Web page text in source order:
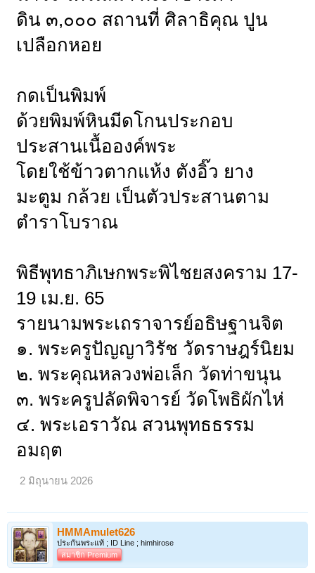
ดิน ๓,๐๐๐ สถานที่ ศิลาธิคุณ ปูน
เปลือกหอย
กดเป็นพิมพ์
ด้วยพิมพ์หินมีดโกนประกอบ
ประสานเนื้อองค์พระ
โดยใช้ข้าวตากแห้ง ตังอิ๊ว ยาง
มะตูม กล้วย เป็นตัวประสานตาม
ตำราโบราณ
พิธีพุทธาภิเษกพระพิไชยสงคราม 17-
19 เม.ย. 65
รายนามพระเถราจารย์อธิษฐานจิต
๑. พระครูปัญญาวิรัช วัดราษฎร์นิยม
๒. พระคุณหลวงพ่อเล็ก วัดท่าขนุน
๓. พระครูปลัดพิจารย์ วัดโพธิผักไห่
๔. พระเอราวัณ สวนพุทธธรรม
อมฤต
2 มิถุนายน 2026
HMMAmulet626
ประกันพระแท้ ; ID Line ; himhirose
สมาชิก Premium